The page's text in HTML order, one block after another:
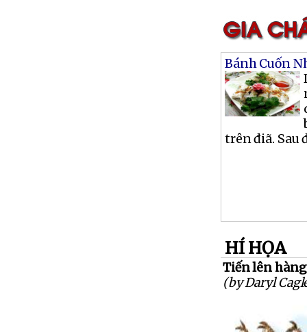
Bánh Cuốn
trên điã. Sau
HÍ HỌA
Tiến lên hàng
(by Daryl